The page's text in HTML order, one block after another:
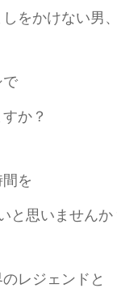
をかけない男
で
か？
を
と思いませんか
レジェンドと